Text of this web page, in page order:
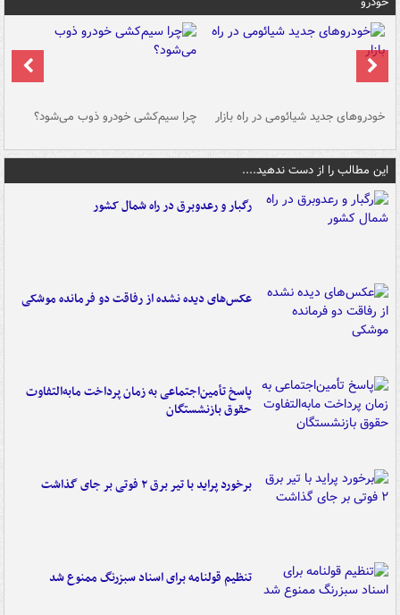
خودروهای جدید شیائومی در راه بازار چرا سیم‌کشی خودرو ذوب می‌شود؟
این مطالب را از دست ندهید....
رگبار و رعدوبرق در راه شمال کشور
عکس‌های دیده نشده از رفاقت دو فرمانده‌ موشکی
پاسخ تأمین‌اجتماعی به زمان پرداخت مابه‌التفاوت
حقوق بازنشستگان
برخورد پراید با تیر برق ۲ فوتی بر جای گذاشت
تنظیم قولنامه برای اسناد سبزرنگ ممنوع شد